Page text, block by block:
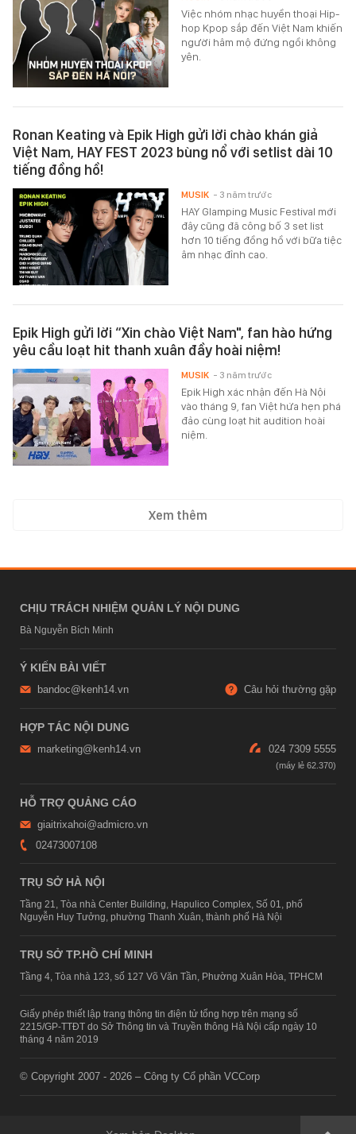
Việc nhóm nhạc huyền thoại Hip-
hop Kpop sắp đến Việt Nam khiến
người hâm mộ đứng ngồi không
yên.
Ronan Keating và Epik High gửi lời chào khán giả
Việt Nam, HAY FEST 2023 bùng nổ với setlist dài 10
tiếng đồng hồ!
HAY Glamping Music Festival mới
đây cũng đã công bố 3 set list
hơn 10 tiếng đồng hồ với bữa tiệc
âm nhạc đỉnh cao.
MUSIK - 3 năm trước
Epik High gửi lời “Xin chào Việt Nam", fan hào hứng
yêu cầu loạt hit thanh xuân đầy hoài niệm!
Epik High xác nhận đến Hà Nội
vào tháng 9, fan Việt hứa hẹn phá
đảo cùng loạt hit audition hoài
niệm.
MUSIK - 3 năm trước
Xem thêm
CHỊU TRÁCH NHIỆM QUẢN LÝ NỘI DUNG
Bà Nguyễn Bích Minh
Ý KIẾN BÀI VIẾT
bandoc@kenh14.vn Câu hỏi thường gặp
HỢP TÁC NỘI DUNG
marketing@kenh14.vn 024 7309 5555
HỖ TRỢ QUẢNG CÁO
giaitrixahoi@admicro.vn
02473007108
TRỤ SỞ HÀ NỘI
Tầng 21, Tòa nhà Center Building, Hapulico Complex, Số 01, phố
Nguyễn Huy Tưởng, phường Thanh Xuân, thành phố Hà Nội
TRỤ SỞ TP.HỒ CHÍ MINH
Tầng 4, Tòa nhà 123, số 127 Võ Văn Tần, Phường Xuân Hòa, TPHCM
Giấy phép thiết lập trang thông tin điện tử tổng hợp trên mạng số
2215/GP-TTĐT do Sở Thông tin và Truyền thông Hà Nội cấp ngày 10
tháng 4 năm 2019
© Copyright 2007 - 2026 – Công ty Cổ phần VCCorp